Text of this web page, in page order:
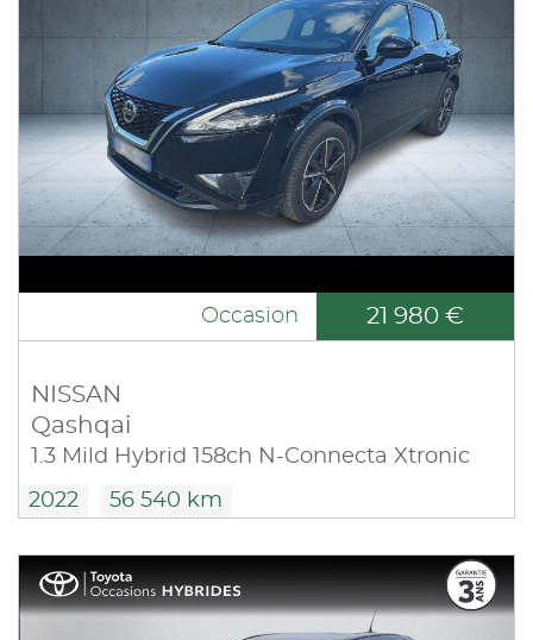
Occasion 21 980 €
NISSAN
Qashqai
1.3 Mild Hybrid 158ch N-Connecta Xtronic
2022 56 540 km